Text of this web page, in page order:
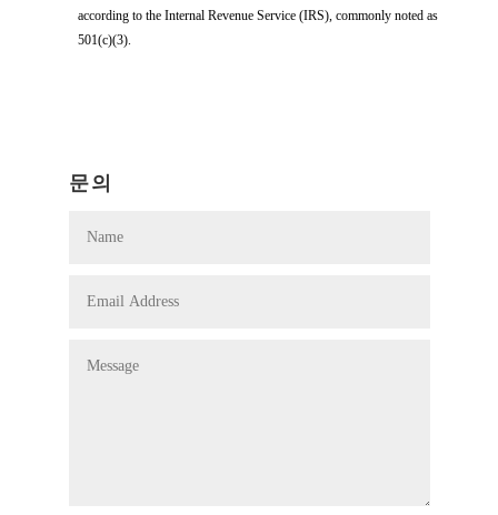
according to the Internal Revenue Service (IRS), commonly noted as
501(c)(3).
문의